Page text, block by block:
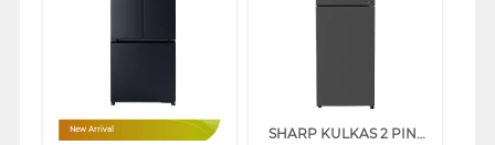
New Arrival SHARP KULKAS 2 PINTU KECIL SMALL 2 DOOR REFRIGERATOR SJ356SIDS